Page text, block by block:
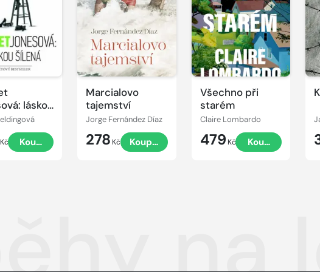
láskou
Kč Koupit
Marcialovo
tajemství
Jorge Fernández Díaz
278 Kč Koupit
Všechno při
starém
Claire Lombardo
479 Kč Koupit
na